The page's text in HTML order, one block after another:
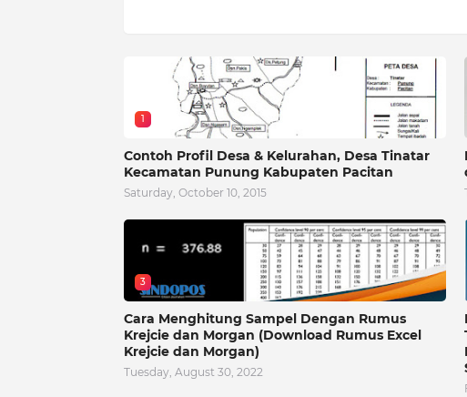
1
Contoh Profil Desa & Kelurahan, Desa Tinatar
Kecamatan Punung Kabupaten Pacitan
Saturday, October 10, 2015
3
Cara Menghitung Sampel Dengan Rumus
Krejcie dan Morgan (Download Rumus Excel
Krejcie dan Morgan)
Tuesday, August 30, 2022